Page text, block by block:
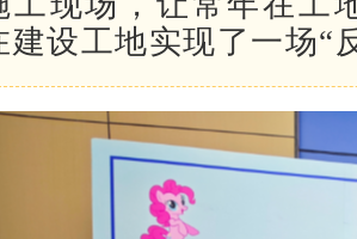
建设工地实现了一场“